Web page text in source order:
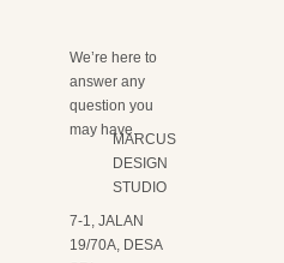
We’re here to
answer any
question you
may have.
MARCUS
DESIGN
STUDIO
7-1, JALAN
19/70A, DESA